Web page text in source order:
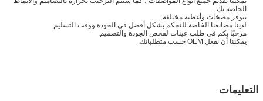
الخاصة بك.
تتوفر مضخات وأغطية مختلفة.
لدينا مصانعنا الخاصة للتحكم بشكل أفضل في الجودة ووقت التسليم.
مرحبًا بكم في طلب عينات لفحص الجودة والتصميم.
يمكننا أن نفعل OEM حسب متطلباتك.
التعليمات